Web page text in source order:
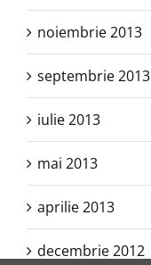
noiembrie 2013
septembrie 2013
iulie 2013
mai 2013
aprilie 2013
decembrie 2012